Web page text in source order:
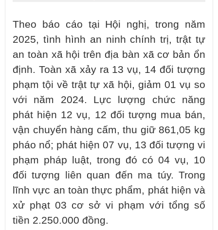
Theo báo cáo tại Hội nghị, trong năm
2025, tình hình an ninh chính trị, trật tự
an toàn xã hội trên địa bàn xã cơ bản ổn
định. Toàn xã xảy ra 13 vụ, 14 đối tượng
phạm tội về trật tự xã hội, giảm 01 vụ so
với năm 2024. Lực lượng chức năng
phát hiện 12 vụ, 12 đối tượng mua bán,
vận chuyển hàng cấm, thu giữ 861,05 kg
pháo nổ; phát hiện 07 vụ, 13 đối tượng vi
phạm pháp luật, trong đó có 04 vụ, 10
đối tượng liên quan đến ma túy. Trong
lĩnh vực an toàn thực phẩm, phát hiện và
xử phạt 03 cơ sở vi phạm với tổng số
tiền 2.250.000 đồng.